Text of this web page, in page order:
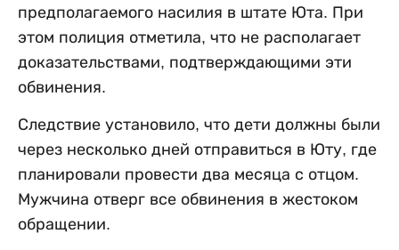
предполагаемого насилия в штате Юта. При
этом полиция отметила, что не располагает
доказательствами, подтверждающими эти
обвинения.
Следствие установило, что дети должны были
через несколько дней отправиться в Юту, где
планировали провести два месяца с отцом.
Мужчина отверг все обвинения в жестоком
обращении.